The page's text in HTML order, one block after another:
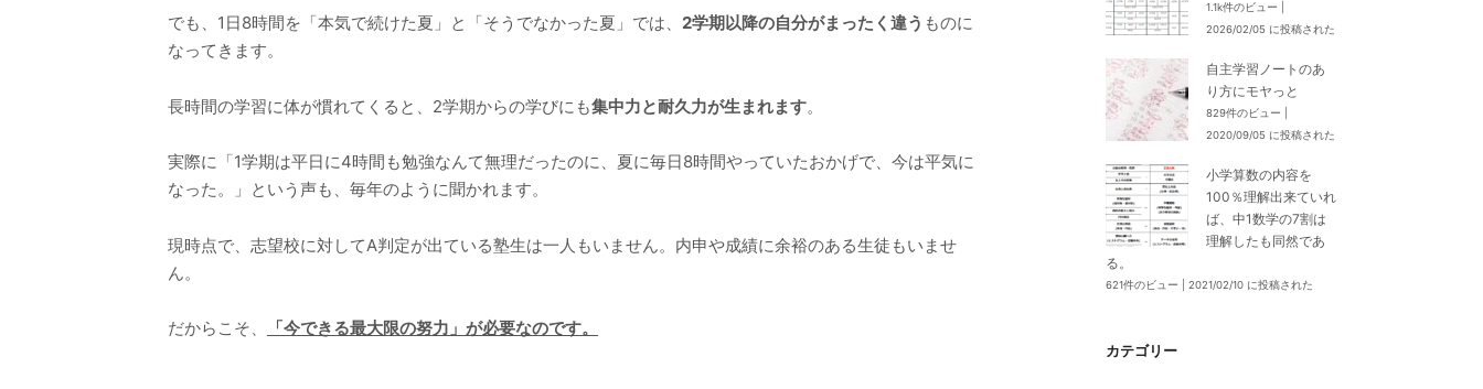
でも、1日8時間を「本気で続けた夏」と「そうでなかった夏」では、 2学期以降の自分がまったく違う ものに
なってきます。
長時間の学習に体が慣れてくると、2学期からの学びにも集中力と耐久力が生まれます。
実際に「1学期は平日に4時間も勉強なんて無理だったのに、夏に毎日8時間やっていたおかげで、今は平気に
なった。」という声も、毎年のように聞かれます。
現時点で、志望校に対してA判定が出ている塾生は一人もいません。内申や成績に余裕のある生徒もいませ
ん。
だからこそ、 「今できる最大限の努力」が必要なのです。
1.1k件のビュー
2026/02/05 に投稿された
自主学習ノートのあ
り方にモヤっと
829件のビュー
2020/09/05 に投稿された
小学算数の内容を
100％理解出来ていれ
ば、中1数学の7割は
理解したも同然であ
る。
621件のビュー 2021/02/10 に投稿された
カテゴリー